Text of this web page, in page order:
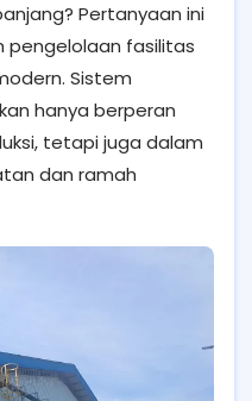
Pertanyaan ini
pengelolaan fasilitas
Sistem
hanya berperan
tetapi juga dalam
dan ramah